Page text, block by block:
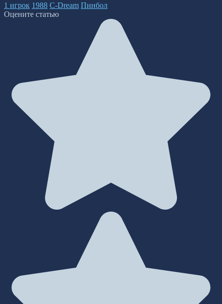
1 игрок 1988 C-Dream Пинбол
Оцените статью